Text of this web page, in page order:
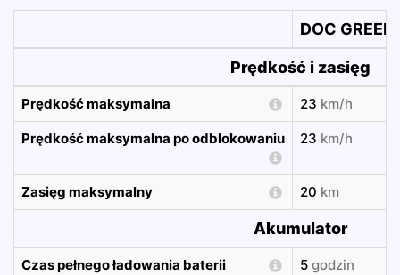
DOC GREEN
Prędkość i zasięg
Prędkość maksymalna 23 km/h
Prędkość maksymalna po odblokowaniu 23 km/h
Zasięg maksymalny 20 km
Akumulator
Czas pełnego ładowania baterii 5 godzin